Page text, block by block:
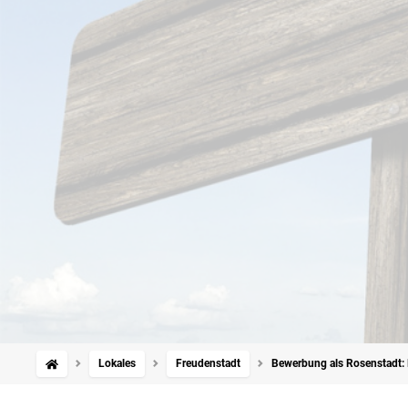
Lokales Freudenstadt Bewerbung als